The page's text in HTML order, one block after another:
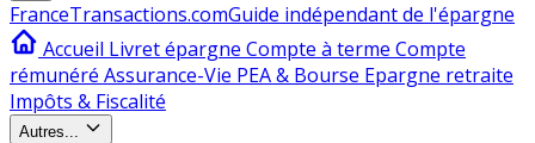
FranceTransactions.comGuide indépendant de l'épargne
Accueil Livret épargne Compte à terme Compte
rémunéré Assurance-Vie PEA & Bourse Epargne retraite
Impôts & Fiscalité
Autres...